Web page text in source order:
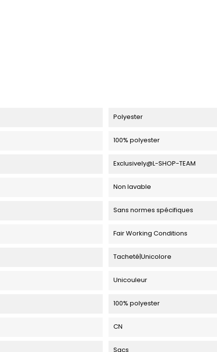
Polyester
100% polyester
Exclusively@L-SHOP-TEAM
Non lavable
Sans normes spécifiques
Fair Working Conditions
Tacheté|Unicolore
Unicouleur
100% polyester
CN
Sacs